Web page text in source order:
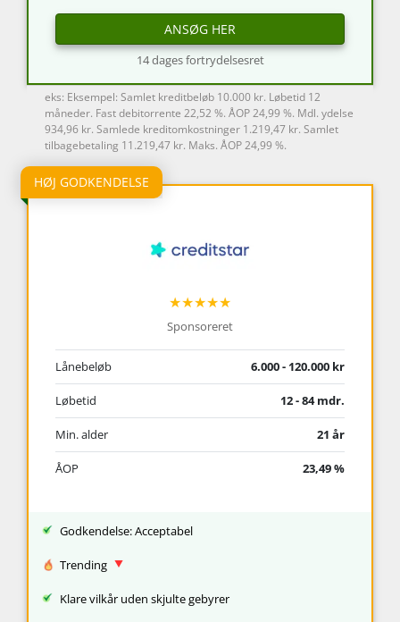
ANSØG HER
14 dages fortrydelsesret
eks: Eksempel: Samlet kreditbeløb 10.000 kr. Løbetid 12
måneder. Fast debitorrente 22,52 %. ÅOP 24,99 %. Mdl. ydelse
934,96 kr. Samlede kreditomkostninger 1.219,47 kr. Samlet
tilbagebetaling 11.219,47 kr. Maks. ÅOP 24,99 %.
HØJ GODKENDELSE
★★★★★
Sponsoreret
Lånebeløb 6.000 - 120.000 kr
Løbetid 12 - 84 mdr.
Min. alder 21 år
ÅOP 23,49 %
Godkendelse: Acceptabel
Trending
Klare vilkår uden skjulte gebyrer